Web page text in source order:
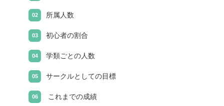
所属人数
初心者の割合
学類ごとの人数
サークルとしての目標
これまでの成績